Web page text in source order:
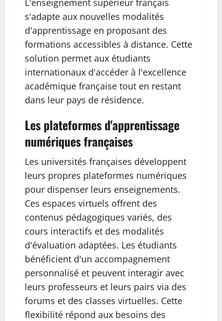
s'adapte aux nouvelles modalités
d'apprentissage en proposant des
formations accessibles à distance. Cette
solution permet aux étudiants
internationaux d'accéder à l'excellence
académique française tout en restant
dans leur pays de résidence.
Les plateformes d'apprentissage
numériques françaises
Les universités françaises développent
leurs propres plateformes numériques
pour dispenser leurs enseignements.
Ces espaces virtuels offrent des
contenus pédagogiques variés, des
cours interactifs et des modalités
d'évaluation adaptées. Les étudiants
bénéficient d'un accompagnement
personnalisé et peuvent interagir avec
leurs professeurs et leurs pairs via des
forums et des classes virtuelles. Cette
flexibilité répond aux besoins des